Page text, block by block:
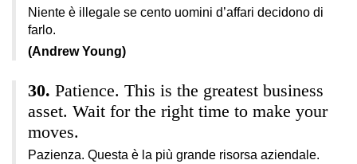
Niente è illegale se cento uomini d’affari decidono di
farlo.
(Andrew Young)
Patience. This is the greatest business
asset. Wait for the right time to make your
moves.
Pazienza. Questa è la più grande risorsa aziendale.